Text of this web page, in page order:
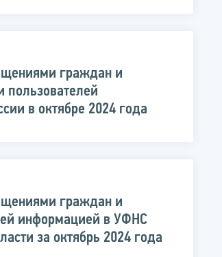
граждан и
пользователей
в октябре 2024 года
граждан и
информацией в УФНС
за октябрь 2024 года